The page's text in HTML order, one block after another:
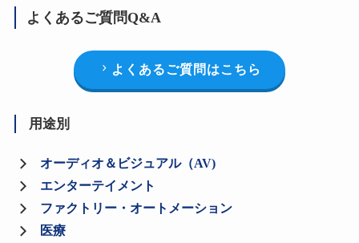
よくあるご質問Q&A
よくあるご質問はこちら
用途別
オーディオ＆ビジュアル（AV)
エンターテイメント
ファクトリー・オートメーション
医療